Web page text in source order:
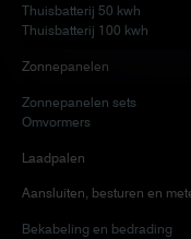
Thuisbatterij 50 kwh
Thuisbatterij 100 kwh
Zonnepanelen
Zonnepanelen sets
Omvormers
Laadpalen
Aansluiten, besturen en
Bekabeling en bedrading